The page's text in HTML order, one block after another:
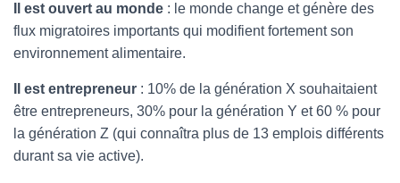
Il est ouvert au monde : le monde change et génère des
flux migratoires importants qui modifient fortement son
environnement alimentaire.
Il est entrepreneur : 10% de la génération X souhaitaient
être entrepreneurs, 30% pour la génération Y et 60 % pour
la génération Z (qui connaîtra plus de 13 emplois différents
durant sa vie active).